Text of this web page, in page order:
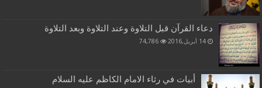
دعاء القرآن قبل التلاوة وعند التلاوة وبعد التلاوة
14 أبريل,2016 74,786
أبيات في رثاء الامام الكاظم عليه السلام